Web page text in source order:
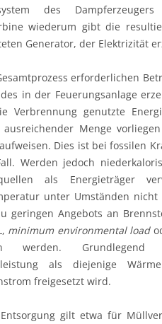
Regenerative
Systemdienstleistungen
des
wiederum gibt die
Generator, der Elektrizität
erforderlichen
in der Feuerungsanlage
Verbrennung genutzte
ausreichender Menge
Dies ist bei fossilen
Werden jedoch
als Energieträger
unter Umständen
geringen Angebots an
minimum environmental load
werden.
als diejenige
freigesetzt wird.
gilt etwa für